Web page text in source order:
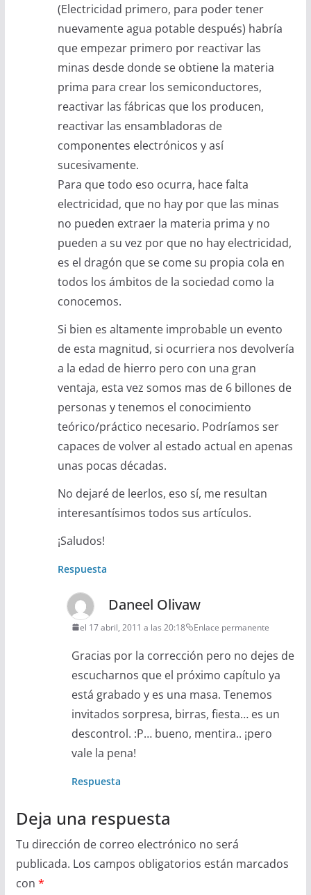
(Electricidad primero, para poder tener
nuevamente agua potable después) habría
que empezar primero por reactivar las
minas desde donde se obtiene la materia
prima para crear los semiconductores,
reactivar las fábricas que los producen,
reactivar las ensambladoras de
componentes electrónicos y así
sucesivamente.
Para que todo eso ocurra, hace falta
electricidad, que no hay por que las minas
no pueden extraer la materia prima y no
pueden a su vez por que no hay electricidad,
es el dragón que se come su propia cola en
todos los ámbitos de la sociedad como la
conocemos.
Si bien es altamente improbable un evento
de esta magnitud, si ocurriera nos devolvería
a la edad de hierro pero con una gran
ventaja, esta vez somos mas de 6 billones de
personas y tenemos el conocimiento
teórico/práctico necesario. Podríamos ser
capaces de volver al estado actual en apenas
unas pocas décadas.
No dejaré de leerlos, eso sí, me resultan
interesantísimos todos sus artículos.
¡Saludos!
Respuesta
Daneel Olivaw
el 17 abril, 2011 a las 20:18 Enlace permanente
Gracias por la corrección pero no dejes de
escucharnos que el próximo capítulo ya
está grabado y es una masa. Tenemos
invitados sorpresa, birras, fiesta… es un
descontrol. :P… bueno, mentira.. ¡pero
vale la pena!
Respuesta
Deja una respuesta
Tu dirección de correo electrónico no será
publicada. Los campos obligatorios están marcados
con *